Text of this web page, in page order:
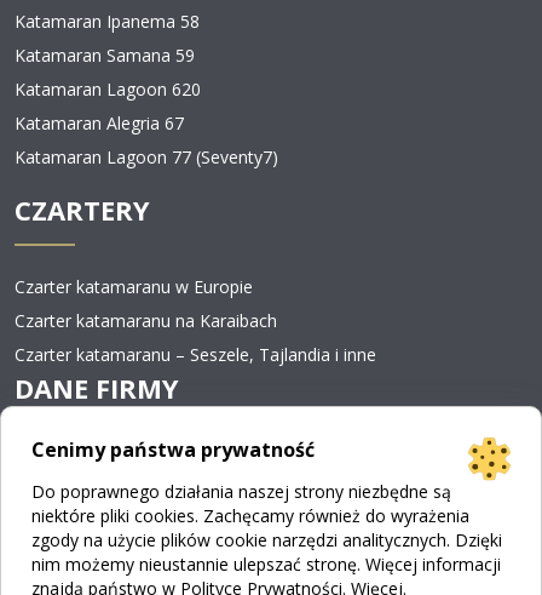
Cenimy państwa prywatność
Do poprawnego działania naszej strony niezbędne są
niektóre pliki cookies. Zachęcamy również do wyrażenia
zgody na użycie plików cookie narzędzi analitycznych. Dzięki
nim możemy nieustannie ulepszać stronę. Więcej informacji
znajdą państwo w Polityce Prywatności. Więcej.
Katamaran Ipanema 58
Katamaran Samana 59
Katamaran Lagoon 620
Katamaran Alegria 67
Katamaran Lagoon 77 (Seventy7)
CZARTERY
Czarter katamaranu w Europie
Czarter katamaranu na Karaibach
Czarter katamaranu – Seszele, Tajlandia i inne
DANE FIRMY
BLUE-SAILS CHARTER SP. Z O.O.
ul. Żegańska 21/23
04-713 Warszawa
info@blue-sails.com